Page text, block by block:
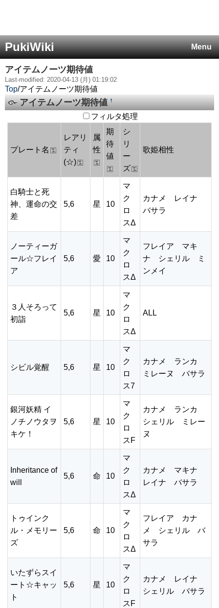
Menu
PukiWiki
アイテムノーツ期待値
Last-modified: 2020-04-13 (月) 01:19:02
Top/アイテムノーツ期待値
アイテムノーツ期待値†
フィルタ処理
プレート名
レアリ
ティ
(☆)
属
性
期
待
値
シ
リ
ー
ズ
歌姫相性
白騎士と死
神、運命の交
差
5,6 星 10
マ
ク
ロ
スΔ
カナメ レイナ
バサラ
ノーティーガ
ール☆フレイ
ア
5,6 愛 10
マ
ク
ロ
スΔ
フレイア マキ
ナ シェリル ミ
ンメイ
３人そろって
初詣
5,6 星 10
マ
ク
ロ
スΔ
ALL
シビル覚醒 5,6 星 10
マ
ク
ロ
ス7
カナメ ランカ
ミレーヌ バサラ
銀河妖精 イ
ノチノウタヲ
キケ！
5,6 星 10
マ
ク
ロ
スF
カナメ ランカ
シェリル ミレー
ヌ
Inheritance of
will
5,6 命 10
マ
ク
ロ
スΔ
カナメ マキナ
レイナ バサラ
トゥインク
ル・メモリー
ズ
5,6 命 10
マ
ク
ロ
スΔ
フレイア カナ
メ シェリル バ
サラ
いたずらスイ
ート☆キャッ
ト
5,6 星 10
マ
ク
ロ
スF
カナメ レイナ
シェリル バサラ